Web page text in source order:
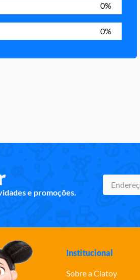
0%
0%
e promoções.
Institucional
Sobre a Ciatoy